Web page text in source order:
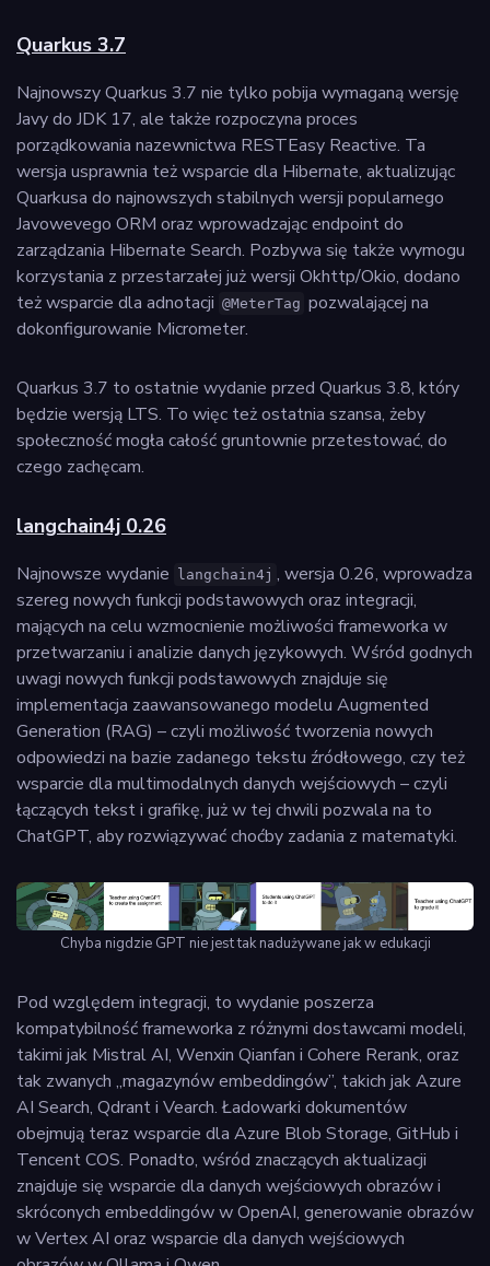
Quarkus 3.7
Najnowszy Quarkus 3.7 nie tylko pobija wymaganą wersję
Javy do JDK 17, ale także rozpoczyna proces
porządkowania nazewnictwa RESTEasy Reactive. Ta
wersja usprawnia też wsparcie dla Hibernate, aktualizując
Quarkusa do najnowszych stabilnych wersji popularnego
Javowevego ORM oraz wprowadzając endpoint do
zarządzania Hibernate Search. Pozbywa się także wymogu
korzystania z przestarzałej już wersji Okhttp/Okio, dodano
też wsparcie dla adnotacji @MeterTag pozwalającej na
dokonfigurowanie Micrometer.
Quarkus 3.7 to ostatnie wydanie przed Quarkus 3.8, który
będzie wersją LTS. To więc też ostatnia szansa, żeby
społeczność mogła całość gruntownie przetestować, do
czego zachęcam.
langchain4j 0.26
Najnowsze wydanie langchain4j , wersja 0.26, wprowadza
szereg nowych funkcji podstawowych oraz integracji,
mających na celu wzmocnienie możliwości frameworka w
przetwarzaniu i analizie danych językowych. Wśród godnych
uwagi nowych funkcji podstawowych znajduje się
implementacja zaawansowanego modelu Augmented
Generation (RAG) – czyli możliwość tworzenia nowych
odpowiedzi na bazie zadanego tekstu źródłowego, czy też
wsparcie dla multimodalnych danych wejściowych – czyli
łączących tekst i grafikę, już w tej chwili pozwala na to
ChatGPT, aby rozwiązywać choćby zadania z matematyki.
Chyba nigdzie GPT nie jest tak nadużywane jak w edukacji
Pod względem integracji, to wydanie poszerza
kompatybilność frameworka z różnymi dostawcami modeli,
takimi jak Mistral AI, Wenxin Qianfan i Cohere Rerank, oraz
tak zwanych „magazynów embeddingów”, takich jak Azure
AI Search, Qdrant i Vearch. Ładowarki dokumentów
obejmują teraz wsparcie dla Azure Blob Storage, GitHub i
Tencent COS. Ponadto, wśród znaczących aktualizacji
znajduje się wsparcie dla danych wejściowych obrazów i
skróconych embeddingów w OpenAI, generowanie obrazów
w Vertex AI oraz wsparcie dla danych wejściowych